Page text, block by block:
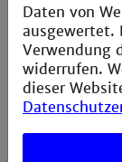
Social Media
Daten von
ausgewertet.
Verwendung
widerrufen.
dieser